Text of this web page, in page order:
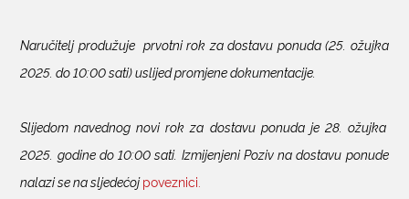
Naručitelj produžuje prvotni rok za dostavu ponuda (25. ožujka
2025. do 10:00 sati) uslijed promjene dokumentacije.
Slijedom navednog novi rok za dostavu ponuda je 28. ožujka
2025. godine do 10:00 sati. Izmijenjeni Poziv na dostavu ponude
nalazi se na sljedećojpoveznici.